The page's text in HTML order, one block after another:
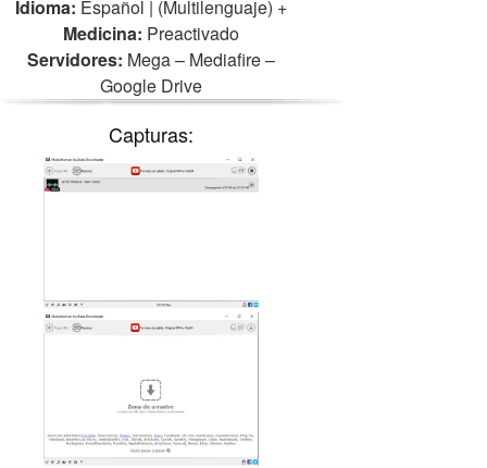
Idioma: Español | (Multilenguaje) +
Medicina: Preactivado
Servidores: Mega – Mediafire –
Google Drive
Capturas: